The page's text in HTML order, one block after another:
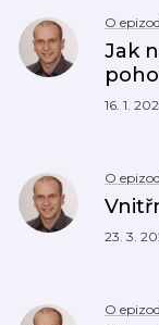
O
Jak
16. 1.
O
23. 3.
O